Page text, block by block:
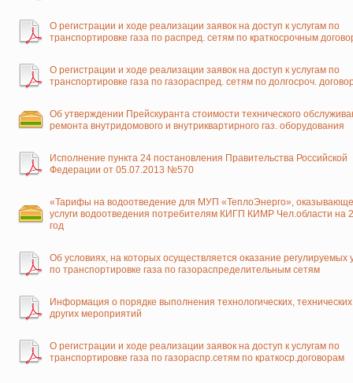
О регистрации и ходе реализации заявок на доступ к услугам по
транспортировке газа по распред. сетям по краткосрочным
О регистрации и ходе реализации заявок на доступ к услугам по
транспортировке газа по газораспред. сетям по долгосроч.
Об утверждении Прейскуранта стоимости технического
ремонта внутридомового и внутриквартирного газ. оборудования
Исполнение пункта 24 постановления Правительства Российской
Федерации от 05.07.2013 №570
«Тарифы на водоотведение для МУП «ТеплоЭнерго»,
услуги водоотведения потребителям КИГП КИМР Чел.области на
год
Об условиях, на которых осуществляется оказание регулируемых
по транспортировке газа по газораспределительным сетям
Информация о порядке выполнения технологических,
других мероприятий
О регистрации и ходе реализации заявок на доступ к услугам по
транспортировке газа по газораспр.сетям по краткоср.договорам